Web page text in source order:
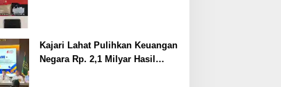
Kajari Lahat Pulihkan Keuangan
Negara Rp. 2,1 Milyar Hasil